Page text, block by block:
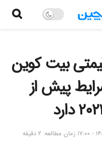
بیت کوین
پیش از
زمان مطالعه: ۲ دقیقه